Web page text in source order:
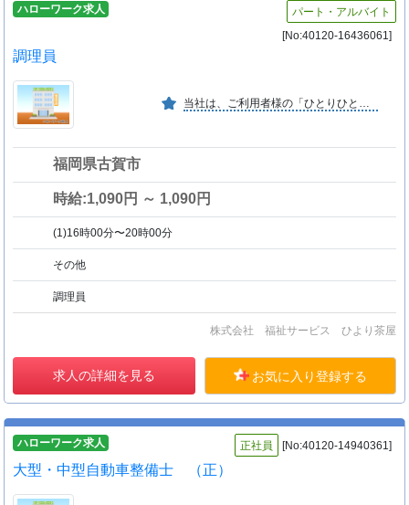
ハローワーク求人
パート・アルバイト
[No:40120-16436061]
調理員
当社は、ご利用者様の「ひとりひとりの願い」「自分なりの生活」「幸福への追求」を応援しています。
福岡県古賀市
時給:1,090円 ～ 1,090円
(1)16時00分〜20時00分
その他
調理員
株式会社 福祉サービス ひより茶屋
求人の詳細を見る お気に入り登録する
ハローワーク求人 正社員 [No:40120-14940361]
大型・中型自動車整備士 （正）